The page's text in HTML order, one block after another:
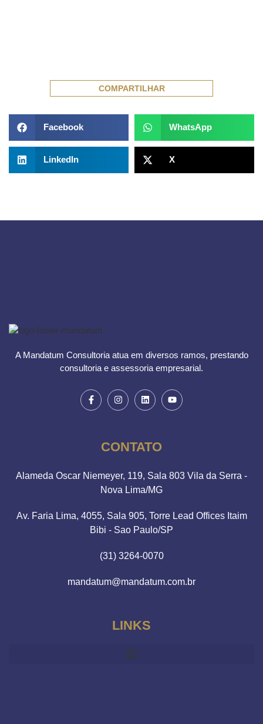
COMPARTILHAR
Facebook WhatsApp
LinkedIn X
A Mandatum Consultoria atua em diversos ramos, prestando
consultoria e assessoria empresarial.
CONTATO
Alameda Oscar Niemeyer, 119, Sala 803 Vila da Serra -
Nova Lima/MG
Av. Faria Lima, 4055, Sala 905, Torre Lead Offices Itaim
Bibi - Sao Paulo/SP
(31) 3264-0070
mandatum@mandatum.com.br
LINKS